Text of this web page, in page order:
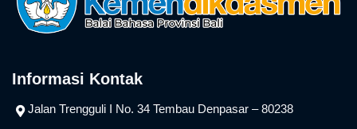
Informasi Kontak
Jalan Trengguli I No. 34 Tembau Denpasar – 80238